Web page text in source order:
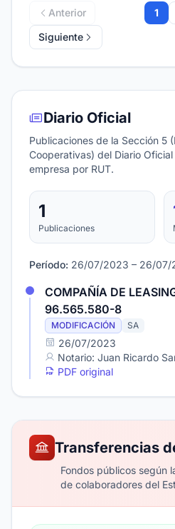
Anterior 1
Siguiente
Diario Oficial
Publicaciones de la Sección 5
Cooperativas) del Diario
empresa por RUT.
1
Publicaciones
Período: 26/07/2023 – 26/07/
COMPAÑÍA DE
96.565.580-8
MODIFICACIÓN SA
26/07/2023
Notario: Juan Ricardo
PDF original
Transferencias
Fondos públicos según
de colaboradores del